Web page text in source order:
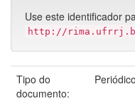
Use este identificador
http://
Tipo do
documento:
Periódico